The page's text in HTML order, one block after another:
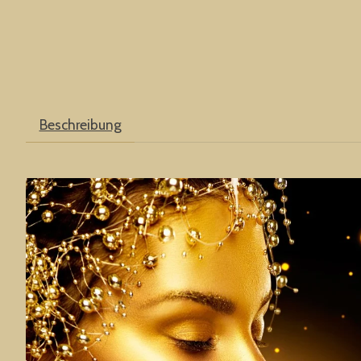
Beschreibung